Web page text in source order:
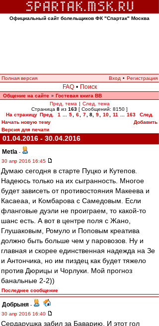
Официальный сайт болельщиков ФК "Спартак" Москва
Полная версия Вход • Регистрация
FAQ • Поиск
Общение на сайте » Гостевая книга ВВ
Пред. тема | След. тема
Страница 8 из 163 [ Сообщений: 8150 ]
На страницу Пред. 1 5 6 7 8, 9 10 11 163
След.
Начать новую тему
Добавить
Версия для печати
01.04.2016 - 30.04.2016
Metla -
30 апр 2016 16:45
Думаю сегодня в старте Пуцко и Кутепов.
Надеюсь только на их сыгранность. Многое
будет зависеть от противостояния Макеева и
Касаеаа, и Комбарова с Самедовым. Если
фланговые дуэли не проиграем, то какой-то
шанс есть. А вот в центре поля с Жано,
Глушаковым, Ромуло и Поповым креатива
должно быть больше чем у паровозов. Ну и
главная и скорее единственная надежда на Зе
и Антончика, но им пиздец как будет тяжело
против Дюрицы и Чорлуки. Мой прогноз
банальные 2-2))
Последнее сообщение
Добрыня -
30 апр 2016 16:40
Сердарушка забил за Баварию. И этот гол